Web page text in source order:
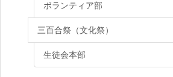
ボランティア部
三百合祭（文化祭）
生徒会本部